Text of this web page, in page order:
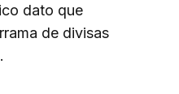
dato que
de divisas